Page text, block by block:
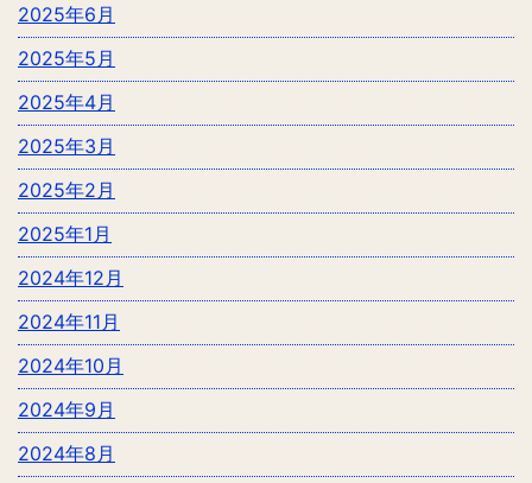
2025年6月
2025年5月
2025年4月
2025年3月
2025年2月
2025年1月
2024年12月
2024年11月
2024年10月
2024年9月
2024年8月